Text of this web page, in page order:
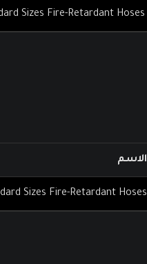
Sizes Fire-Retardant Hoses
الاسم
Sizes Fire-Retardant Hoses